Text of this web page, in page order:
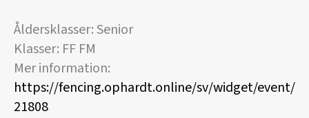
Åldersklasser: Senior
Klasser: FF FM
Mer information:
https://fencing.ophardt.online/sv/widget/event/
21808